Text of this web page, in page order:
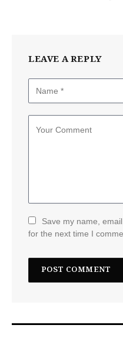
LEAVE A REPLY
Save my name,
for the next time I